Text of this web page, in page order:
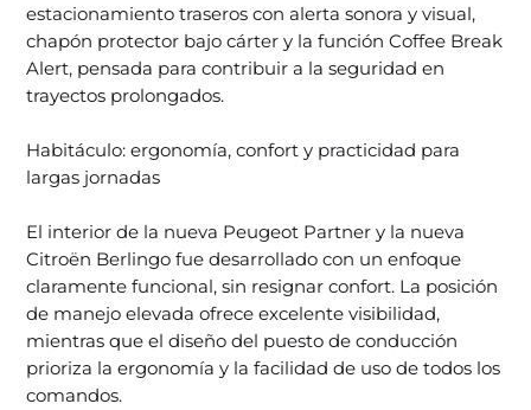
estacionamiento traseros con alerta sonora y visual,
chapón protector bajo cárter y la función Coffee Break
Alert, pensada para contribuir a la seguridad en
trayectos prolongados.
Habitáculo: ergonomía, confort y practicidad para
largas jornadas
El interior de la nueva Peugeot Partner y la nueva
Citroën Berlingo fue desarrollado con un enfoque
claramente funcional, sin resignar confort. La posición
de manejo elevada ofrece excelente visibilidad,
mientras que el diseño del puesto de conducción
prioriza la ergonomía y la facilidad de uso de todos los
comandos.